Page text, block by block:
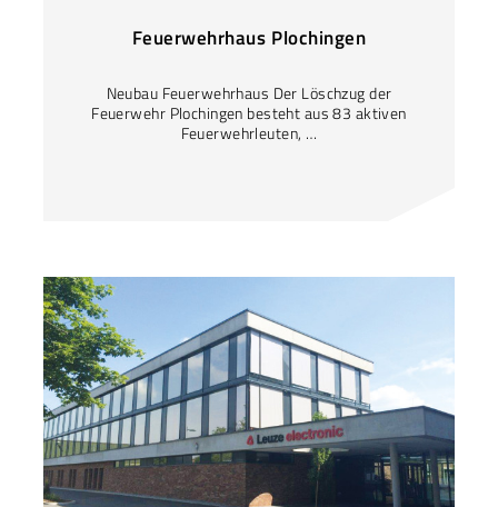
Feuerwehrhaus Plochingen
Neubau Feuerwehrhaus Der Löschzug der
Feuerwehr Plochingen besteht aus 83 aktiven
Feuerwehrleuten, …